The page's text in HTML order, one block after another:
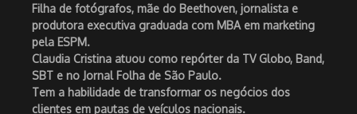
Filha de fotógrafos, mãe do Beethoven, jornalista e
produtora executiva graduada com MBA em marketing
pela ESPM.
Claudia Cristina atuou como repórter da TV Globo, Band,
SBT e no Jornal Folha de São Paulo.
Tem a habilidade de transformar os negócios dos
clientes em pautas de veículos nacionais.